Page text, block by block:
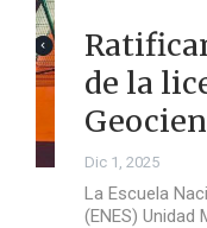
de la
Dic 1, 2025
La Escuela
(ENES)